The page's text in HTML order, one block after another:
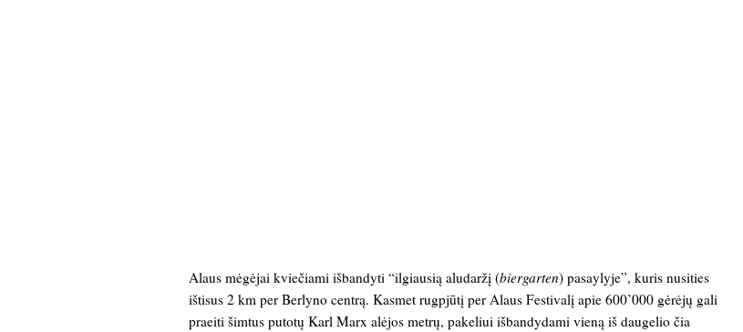
Alaus mėgėjai kviečiami išbandyti “ilgiausią aludaržį (biergarten) pasaylyje”, kuris nusities
ištisus 2 km per Berlyno centrą. Kasmet rugpjūtį per Alaus Festivalį apie 600’000 gėrėjų gali
praeiti šimtus putotų Karl Marx alėjos metrų, pakeliui išbandydami vieną iš daugelio čia